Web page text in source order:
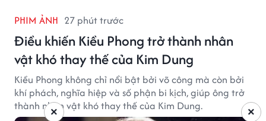
PHIM ẢNH 27 phút trước
Điều khiến Kiều Phong trở thành nhân
vật khó thay thế của Kim Dung
Kiều Phong không chỉ nổi bật bởi võ công mà còn bởi
khí phách, nghĩa hiệp và số phận bi kịch, giúp ông trở
thành nhân vật khó thay thế của Kim Dung.
×
×